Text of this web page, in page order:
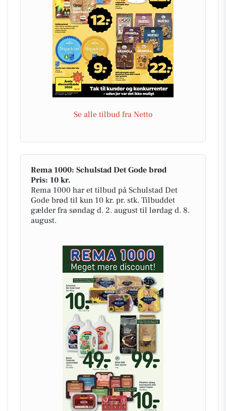
Se alle tilbud fra Netto
Rema 1000: Schulstad Det Gode brød
Pris: 10 kr.
Rema 1000 har et tilbud på Schulstad Det
Gode brød til kun 10 kr. pr. stk. Tilbuddet
gælder fra søndag d. 2. august til lørdag d. 8.
august.